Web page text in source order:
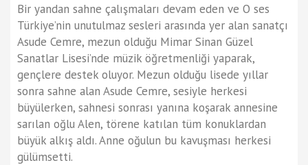
Bir yandan sahne çalışmaları devam eden ve O ses
Türkiye’nin unutulmaz sesleri arasında yer alan sanatçı
Asude Cemre, mezun olduğu Mimar Sinan Güzel
Sanatlar Lisesi’nde müzik öğretmenliği yaparak,
gençlere destek oluyor. Mezun olduğu lisede yıllar
sonra sahne alan Asude Cemre, sesiyle herkesi
büyülerken, sahnesi sonrası yanına koşarak annesine
sarılan oğlu Alen, törene katılan tüm konuklardan
büyük alkış aldı. Anne oğulun bu kavuşması herkesi
gülümsetti.